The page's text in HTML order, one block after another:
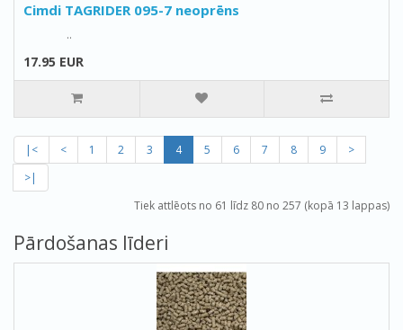
Cimdi TAGRIDER 095-7 neoprēns
..
17.95 EUR
|< < 1 2 3 4 5 6 7 8 9
>
>|
Tiek attlēots no 61 līdz 80 no 257 (kopā 13 lappas)
Pārdošanas līderi